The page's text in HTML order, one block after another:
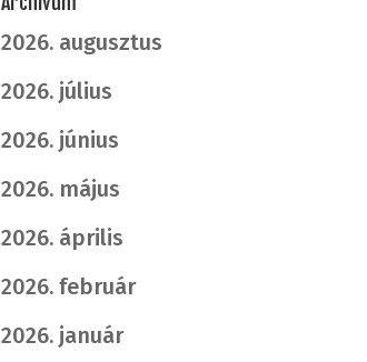
2026. augusztus
2026. július
2026. június
2026. május
2026. április
2026. február
2026. január